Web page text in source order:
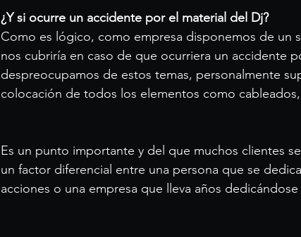
¿Y si ocurre un accidente por el material del Dj?
Como es lógico, como empresa disponemos de un
nos cubriría en caso de que ocurriera un accidente
despreocupamos de estos temas, personalmente
colocación de todos los elementos como
Es un punto importante y del que muchos clientes
un factor diferencial entre una persona que se
acciones o una empresa que lleva años